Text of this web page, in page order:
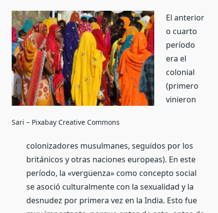
Sari – Pixabay Creative Commons
El anterior
o cuarto
período
era el
colonial
(primero
vinieron
colonizadores musulmanes, seguidos por los
británicos y otras naciones europeas). En este
período, la «vergüenza» como concepto social
se asoció culturalmente con la sexualidad y la
desnudez por primera vez en la India. Esto fue